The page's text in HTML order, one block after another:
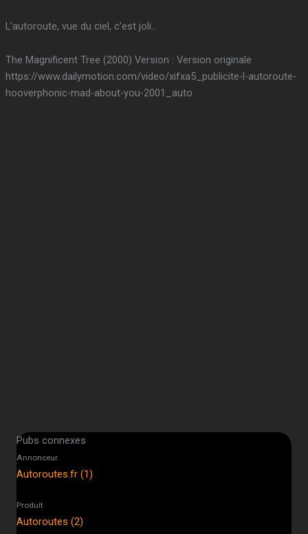
L’autoroute, vue du ciel, c’est joli…
The Magnificent Tree (2000) Version : Version originale
https://www.dailymotion.com/video/xifxa5_publicite-l-autoroute-
hooverphonic-mad-about-you-2001_auto
Pubs connexes
Annonceur
Autoroutes.fr (1)
Produit
Autoroutes (2)